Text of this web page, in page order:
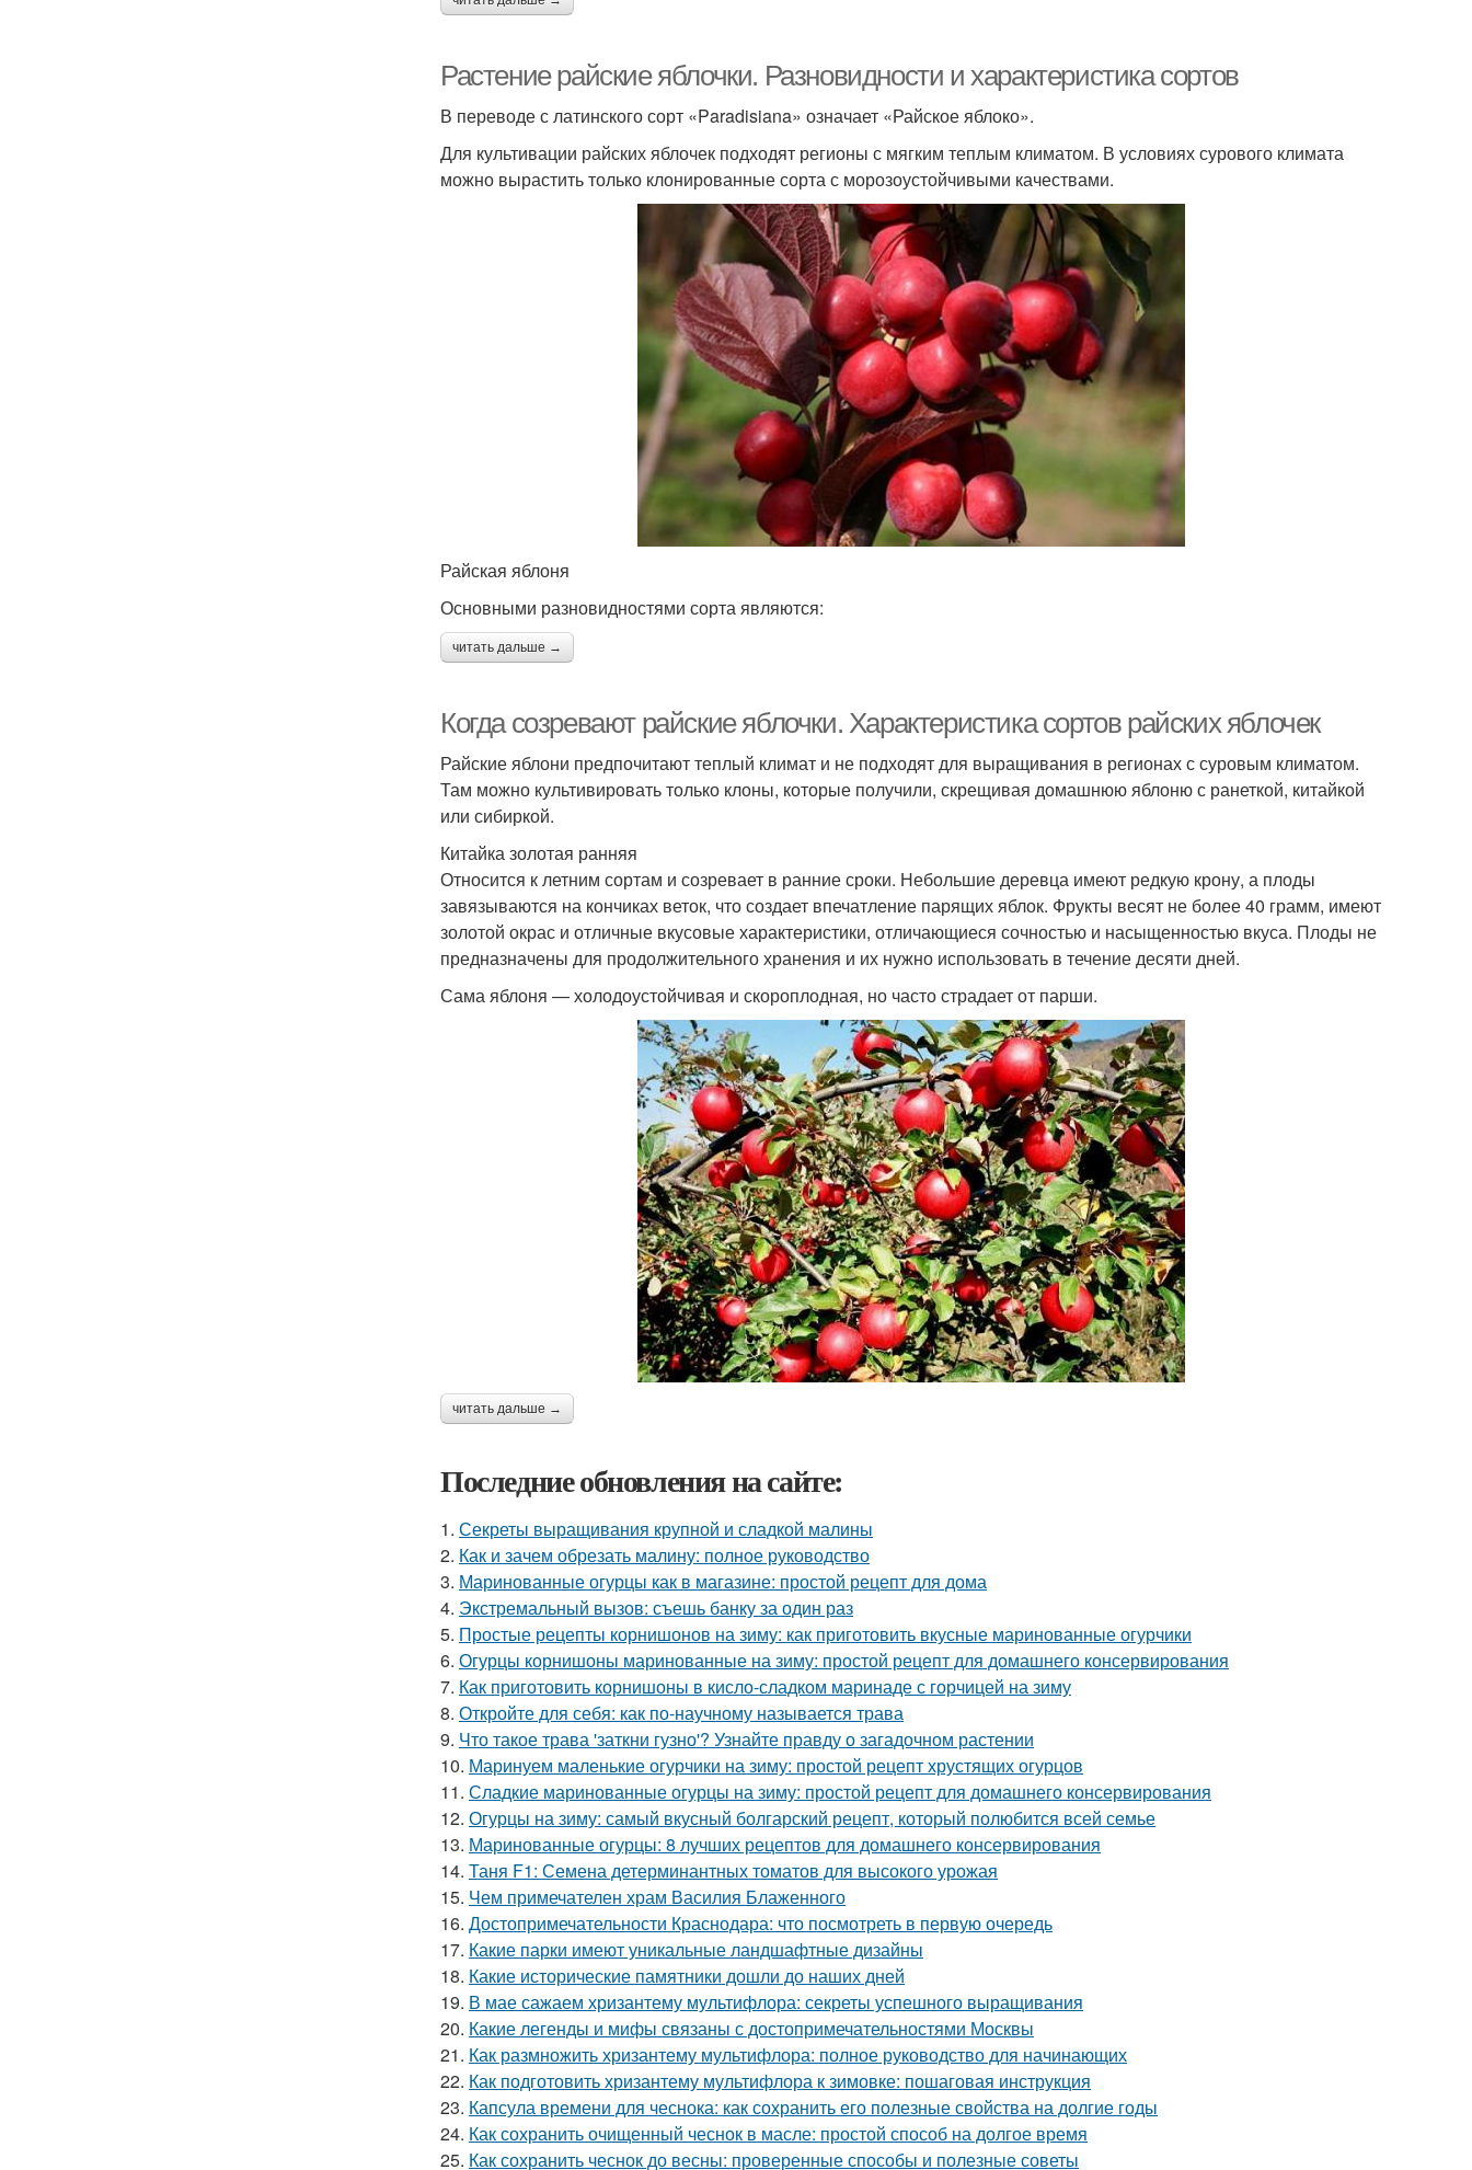
Растение райские яблочки. Разновидности и характеристика сортов
В переводе с латинского сорт «Paradisiana» означает «Райское яблоко».
Для культивации райских яблочек подходят регионы с мягким теплым климатом. В условиях сурового климата
можно вырастить только клонированные сорта с морозоустойчивыми качествами.
Райская яблоня
Основными разновидностями сорта являются:
читать дальше →
Когда созревают райские яблочки. Характеристика сортов райских яблочек
Райские яблони предпочитают теплый климат и не подходят для выращивания в регионах с суровым климатом.
Там можно культивировать только клоны, которые получили, скрещивая домашнюю яблоню с ранеткой, китайкой
или сибиркой.
Китайка золотая ранняя
Относится к летним сортам и созревает в ранние сроки. Небольшие деревца имеют редкую крону, а плоды
завязываются на кончиках веток, что создает впечатление парящих яблок. Фрукты весят не более 40 грамм, имеют
золотой окрас и отличные вкусовые характеристики, отличающиеся сочностью и насыщенностью вкуса. Плоды не
предназначены для продолжительного хранения и их нужно использовать в течение десяти дней.
Сама яблоня — холодоустойчивая и скороплодная, но часто страдает от парши.
читать дальше →
Последние обновления на сайте:
1. Секреты выращивания крупной и сладкой малины
2. Как и зачем обрезать малину: полное руководство
3. Маринованные огурцы как в магазине: простой рецепт для дома
4. Экстремальный вызов: съешь банку за один раз
5. Простые рецепты корнишонов на зиму: как приготовить вкусные маринованные огурчики
6. Огурцы корнишоны маринованные на зиму: простой рецепт для домашнего консервирования
7. Как приготовить корнишоны в кисло-сладком маринаде с горчицей на зиму
8. Откройте для себя: как по-научному называется трава
9. Что такое трава 'заткни гузно'? Узнайте правду о загадочном растении
10. Маринуем маленькие огурчики на зиму: простой рецепт хрустящих огурцов
11. Сладкие маринованные огурцы на зиму: простой рецепт для домашнего консервирования
12. Огурцы на зиму: самый вкусный болгарский рецепт, который полюбится всей семье
13. Маринованные огурцы: 8 лучших рецептов для домашнего консервирования
14. Таня F1: Семена детерминантных томатов для высокого урожая
15. Чем примечателен храм Василия Блаженного
16. Достопримечательности Краснодара: что посмотреть в первую очередь
17. Какие парки имеют уникальные ландшафтные дизайны
18. Какие исторические памятники дошли до наших дней
19. В мае сажаем хризантему мультифлора: секреты успешного выращивания
20. Какие легенды и мифы связаны с достопримечательностями Москвы
21. Как размножить хризантему мультифлора: полное руководство для начинающих
22. Как подготовить хризантему мультифлора к зимовке: пошаговая инструкция
23. Капсула времени для чеснока: как сохранить его полезные свойства на долгие годы
24. Как сохранить очищенный чеснок в масле: простой способ на долгое время
25. Как сохранить чеснок до весны: проверенные способы и полезные советы